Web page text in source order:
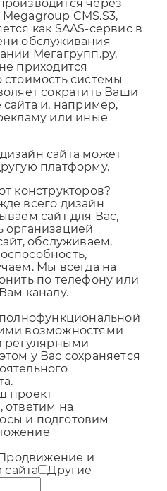
CMS.S3,
как SAAS-сервис в
обслуживания
Мегагрупп.ру.
приходится
системы
сократить Ваши
сайта и, например,
или иные
платформу.
всего дизайн
сайт для Вас,
организацией
обслуживаем,
Мы всегда на
по телефону или
каналу.
возможностями
регулярными
у Вас сохраняется
проект
на
и подготовим
Другие